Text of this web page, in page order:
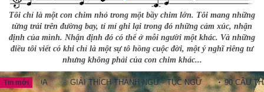
Tôi chỉ là một con chim nhỏ trong một bầy chim lớn. Tôi mang những
từng trải trên đường bay, tỉ mỉ ghi lại trong đó những cảm xúc, nhận
định của mình. Nhận định đó có thể ở mỗi người một khác. Và những
điều tôi viết có khi chỉ là một sự tô hồng cuộc đời, một ý nghĩ riêng tư
nhưng không phải của con chim khác...
Tin mới
HOA GIẢI THÍCH THÀNH NGỮ - TỤC NGỮ 90 CÂU THÀNH